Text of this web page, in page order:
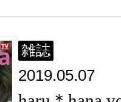
雑誌
2019.05.07